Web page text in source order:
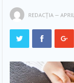
REDACȚIA —